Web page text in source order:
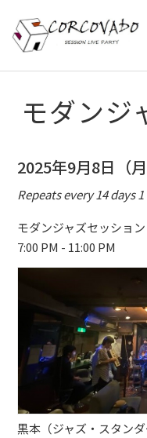
ブッキン
モダンジ
2025年9月8日（月
Repeats every 14 days
モダンジャズセッション
7:00 PM - 11:00 PM
黒本（ジャズ・スタン